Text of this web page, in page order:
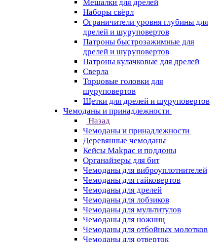
Мешалки для дрелей
Наборы свёрл
Ограничители уровня глубины для
дрелей и шуруповертов
Патроны быстрозажимные для
дрелей и шуруповертов
Патроны кулачковые для дрелей
Сверла
Торцовые головки для
шуруповертов
Щетки для дрелей и шуруповертов
Чемоданы и принадлежности
Назад
Чемоданы и принадлежности
Деревянные чемоданы
Кейсы Makpac и поддоны
Органайзеры для бит
Чемоданы для виброуплотнителей
Чемоданы для гайковертов
Чемоданы для дрелей
Чемоданы для лобзиков
Чемоданы для мультитулов
Чемоданы для ножниц
Чемоданы для отбойных молотков
Чемоданы для отверток